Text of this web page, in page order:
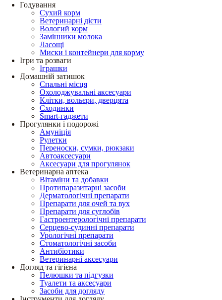
Годування
Сухий корм
Ветеринарні дієти
Вологий корм
Замінники молока
Ласощі
Миски і контейнери для корму
Ігри та розваги
Іграшки
Домашній затишок
Спальні місця
Охолоджувальні аксесуари
Клітки, вольєри, дверцята
Сходинки
Smart-гаджети
Прогулянки і подорожі
Амуніція
Рулетки
Переноски, сумки, рюкзаки
Автоаксесуари
Аксесуари для прогулянок
Ветеринарна аптека
Вітаміни та добавки
Протипаразитарні засоби
Дерматологічні препарати
Препарати для очей та вух
Препарати для суглобів
Гастроентерологічні препарати
Серцево-судинні препарати
Урологічні препарати
Стоматологічні засоби
Антибіотики
Ветеринарні аксесуари
Догляд та гігієна
Пелюшки та підгузки
Туалети та аксесуари
Засоби для догляду